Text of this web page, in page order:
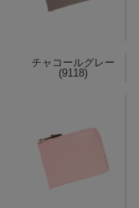
チャコールグレー
(9118)